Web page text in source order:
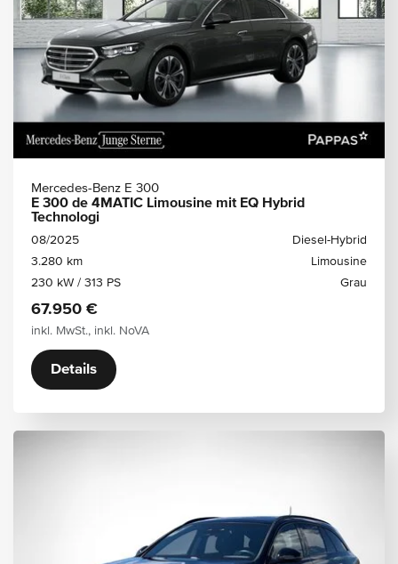
Mercedes-Benz E 300
E 300 de 4MATIC Limousine mit EQ Hybrid
Technologi
08/2025
Diesel-Hybrid
3.280 km
Limousine
230 kW / 313 PS
Grau
67.950 €
inkl. MwSt., inkl. NoVA
Details